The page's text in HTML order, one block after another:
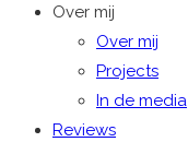
Over mij
Over mij
Projects
In de media
Reviews